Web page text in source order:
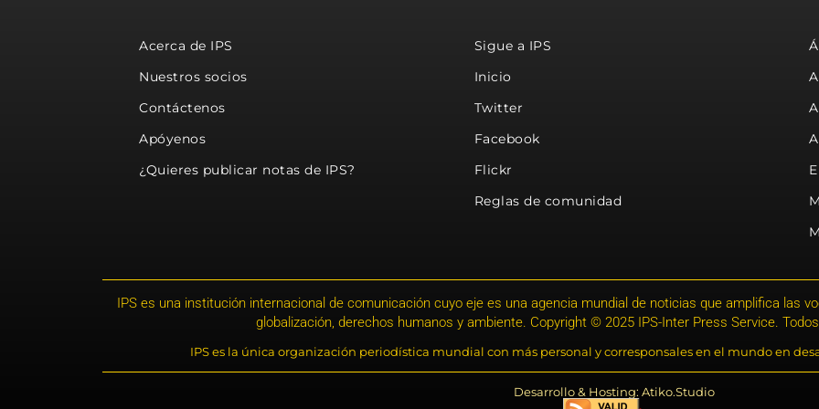
Acerca de IPS
Nuestros socios
Contáctenos
Apóyenos
¿Quieres publicar notas de IPS?
Sigue a IPS
Inicio
Twitter
Facebook
Flickr
Reglas de comunidad
IPS es una institución internacional de comunicación cuyo eje es una agencia mundial de noticias que amplifica las
globalización, derechos humanos y ambiente. Copyright © 2025 IPS-Inter Press Service.
IPS es la única organización periodística mundial con más personal y corresponsales en el mundo en
Desarrollo & Hosting: Atiko.Studio